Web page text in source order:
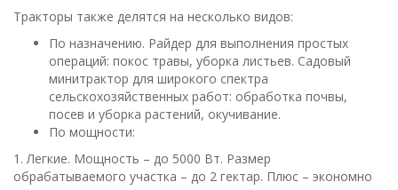
Тракторы также делятся на несколько видов:
По назначению. Райдер для выполнения простых
операций: покос травы, уборка листьев. Садовый
минитрактор для широкого спектра
сельскохозяйственных работ: обработка почвы,
посев и уборка растений, окучивание.
По мощности:
1. Легкие. Мощность – до 5000 Вт. Размер
обрабатываемого участка – до 2 гектар. Плюс – экономно